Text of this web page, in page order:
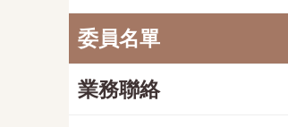
委員名單
業務聯絡